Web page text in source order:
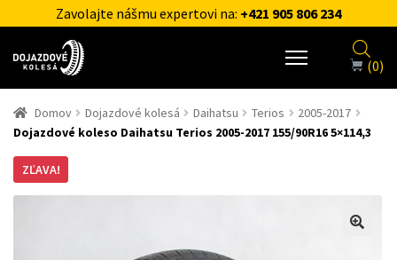
Zavolajte nášmu expertovi na: +421 905 806 234
(0)
Domov Dojazdové kolesá Daihatsu Terios
2005-2017
Dojazdové koleso Daihatsu Terios 2005-2017 155/90R16 5×114,3
ZĽAVA!